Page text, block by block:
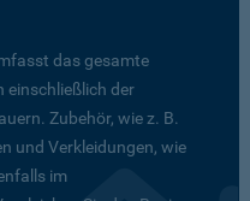
das gesamte
einschließlich der
Zubehör, wie z. B.
und Verkleidungen, wie
im